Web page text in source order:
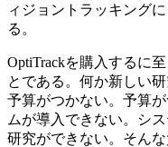
ィジョントラッキング
る。
OptiTrackを購入するに
とである。何か新しい
予算がつかない。予算
ムが導入できない。シ
研究ができない。そん